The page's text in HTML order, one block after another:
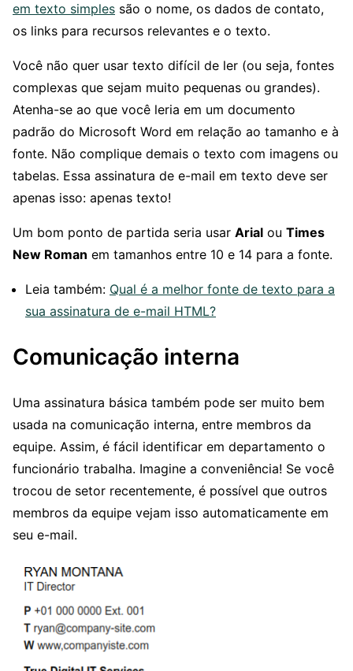
em texto simples são o nome, os dados de contato,
os links para recursos relevantes e o texto.
Você não quer usar texto difícil de ler (ou seja, fontes
complexas que sejam muito pequenas ou grandes).
Atenha-se ao que você leria em um documento
padrão do Microsoft Word em relação ao tamanho e à
fonte. Não complique demais o texto com imagens ou
tabelas. Essa assinatura de e-mail em texto deve ser
apenas isso: apenas texto!
Um bom ponto de partida seria usar Arial ou Times
New Roman em tamanhos entre 10 e 14 para a fonte.
Leia também: Qual é a melhor fonte de texto para a
sua assinatura de e-mail HTML?
Comunicação interna
Uma assinatura básica também pode ser muito bem
usada na comunicação interna, entre membros da
equipe. Assim, é fácil identificar em departamento o
funcionário trabalha. Imagine a conveniência! Se você
trocou de setor recentemente, é possível que outros
membros da equipe vejam isso automaticamente em
seu e-mail.